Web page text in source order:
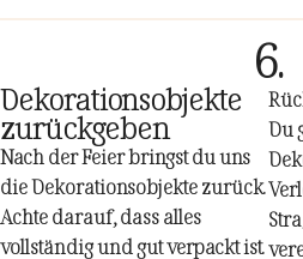
6.
Dekorationsobjekte
zurückgeben
Nach der Feier bringst du uns
die Dekorationsobjekte zurück.
Achte darauf, dass alles
vollständig und gut verpackt ist.
Du